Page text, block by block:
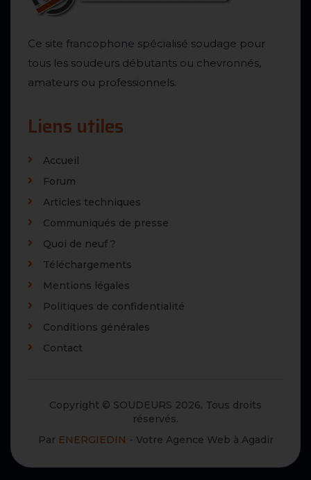
Ce site francophone spécialisé soudage pour
tous les soudeurs débutants ou chevronnés,
amateurs ou professionnels.
Liens utiles
Accueil
Forum
Articles techniques
Communiqués de presse
Quoi de neuf ?
Téléchargements
Mentions légales
Politiques de confidentialité
Conditions générales
Contact
Copyright © SOUDEURS 2026. Tous droits
réservés.
Par ENERGIEDIN - Votre Agence Web à Agadir